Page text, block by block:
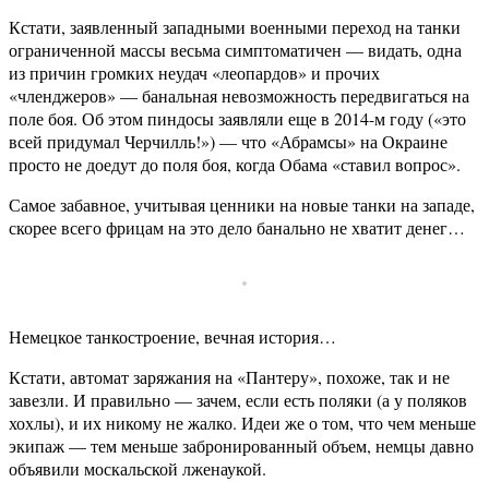
Кстати, заявленный западными военными переход на танки
ограниченной массы весьма симптоматичен — видать, одна
из причин громких неудач «леопардов» и прочих
«членджеров» — банальная невозможность передвигаться на
поле боя. Об этом пиндосы заявляли еще в 2014-м году («это
всей придумал Черчилль!») — что «Абрамсы» на Окраине
просто не доедут до поля боя, когда Обама «ставил вопрос».
Самое забавное, учитывая ценники на новые танки на западе,
скорее всего фрицам на это дело банально не хватит денег…
Немецкое танкостроение, вечная история…
Кстати, автомат заряжания на «Пантеру», похоже, так и не
завезли. И правильно — зачем, если есть поляки (а у поляков
хохлы), и их никому не жалко. Идеи же о том, что чем меньше
экипаж — тем меньше забронированный объем, немцы давно
объявили москальской лженаукой.